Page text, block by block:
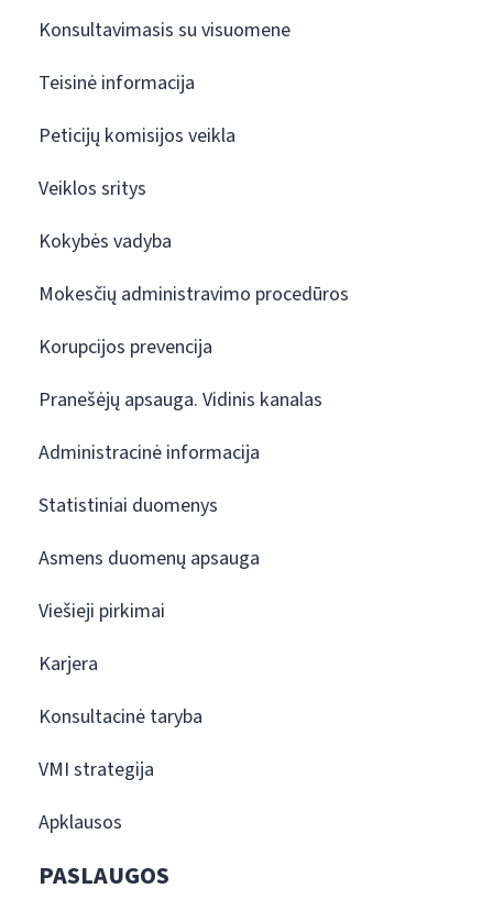
Konsultavimasis su visuomene
Teisinė informacija
Peticijų komisijos veikla
Veiklos sritys
Kokybės vadyba
Mokesčių administravimo procedūros
Korupcijos prevencija
Pranešėjų apsauga. Vidinis kanalas
Administracinė informacija
Statistiniai duomenys
Asmens duomenų apsauga
Viešieji pirkimai
Karjera
Konsultacinė taryba
VMI strategija
Apklausos
PASLAUGOS